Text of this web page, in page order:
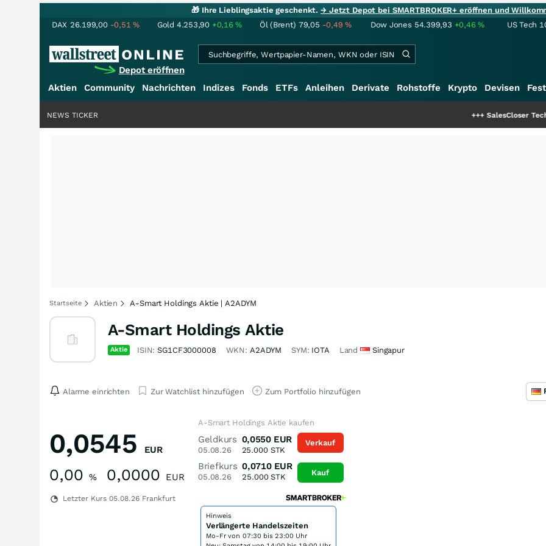
🎁 Ihre Lieblingsaktie geschenkt.→ Jetzt Depot bei SMARTBROKER+ eröffnen und
DAX 26.199,00 -0,51% Gold 4.253,90 +0,16% Öl (Brent) 79,05 -0,49% Dow Jones 54.399,93 +0,46% US Tech
Depot eröffnen
Aktien Community Nachrichten Indizes Fonds ETFs Anleihen Derivate Rohstoffe Krypto Devisen
SalesCloser Technologies:
NEWS TICKER
Startseite Aktien A-Smart Holdings Aktie | A2ADYM
A-Smart Holdings Aktie
Aktie ISIN:SG1CF3000008 WKN: A2ADYM SYM: IOTA Land Singapur
Alarme einrichten Zur Watchlist hinzufügen Zum Portfolio hinzufügen
0,0545 EUR
0,00 % 0,0000 EUR
Letzter Kurs 05.08.26 Frankfurt
A-Smart Holdings Aktie kaufen
Geldkurs
05.08.26
0,0550 EUR
25.000STK
Briefkurs
05.08.26
0,0710 EUR
25.000STK
Verkauf
Kauf
Hinweis
Verlängerte Handelszeiten
Mo-Fr von 07:30 bis 23:00 Uhr